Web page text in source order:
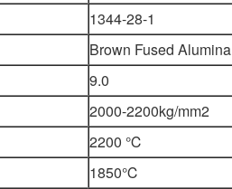
1344-28-1
Brown Fused Alumina
9.0
2000-2200kg/mm2
2200 ℃
1850℃